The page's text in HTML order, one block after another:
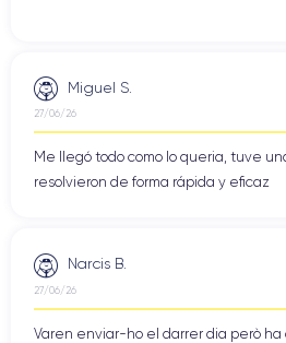
Miguel S.
27/06/26
Me llegó todo como lo queria, tuve
resolvieron de forma rápida y eficaz
Narcis B.
27/06/26
Varen enviar-ho el darrer dia però